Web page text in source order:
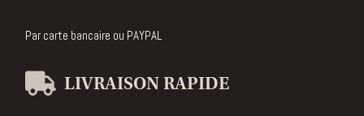
Par carte bancaire ou PAYPAL
LIVRAISON RAPIDE